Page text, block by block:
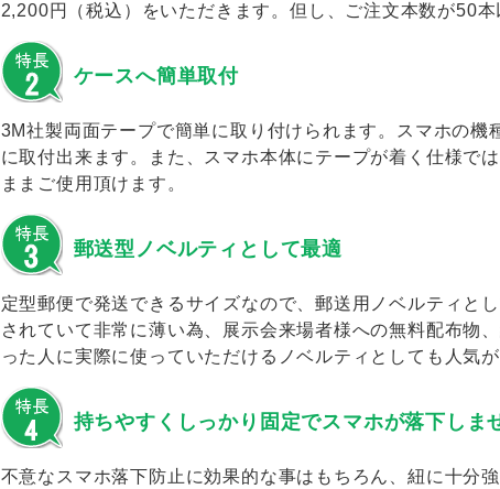
2,200円（税込）をいただきます。但し、ご注文本数が50本
ケースへ簡単取付
3M社製両面テープで簡単に取り付けられます。スマホの機
に取付出来ます。また、スマホ本体にテープが着く仕様で
ままご使用頂けます。
郵送型ノベルティとして最適
定型郵便で発送できるサイズなので、郵送用ノベルティと
されていて非常に薄い為、展示会来場者様への無料配布物
った人に実際に使っていただけるノベルティとしても人気が
持ちやすくしっかり固定でスマホが落下しま
不意なスマホ落下防止に効果的な事はもちろん、紐に十分